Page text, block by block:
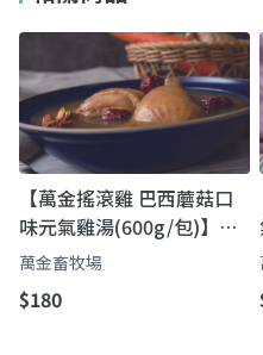
【萬金搖滾雞 巴西蘑菇口
味元氣雞湯(600g/包)】喝
雞湯補元氣 24小時慢熬
萬金畜牧場
$180